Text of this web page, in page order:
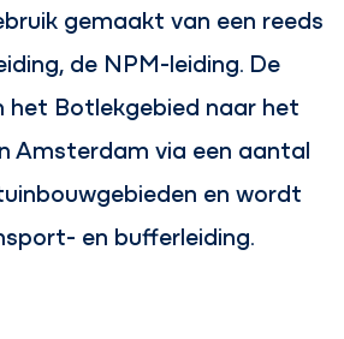
gemaakt van een reeds
de NPM-leiding. De
het Botlekgebied naar het
Amsterdam via een aantal
en wordt
en bufferleiding.